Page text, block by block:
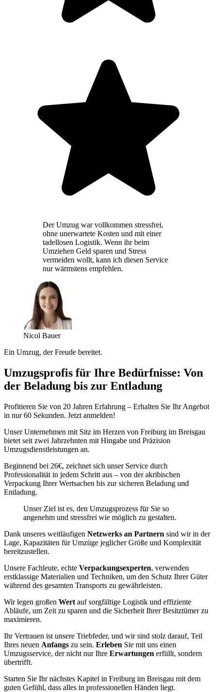
Der Umzug war vollkommen stressfrei,
ohne unerwartete Kosten und mit einer
tadellosen Logistik. Wenn ihr beim
Umziehen Geld sparen und Stress
vermeiden wollt, kann ich diesen Service
nur wärmstens empfehlen.
Nicol Bauer
Ein Umzug, der Freude bereitet.
Umzugsprofis für Ihre Bedürfnisse: Von
der Beladung bis zur Entladung
Profitieren Sie von 20 Jahren Erfahrung – Erhalten Sie Ihr Angebot
in nur 60 Sekunden. Jetzt anmelden!
Unser Unternehmen mit Sitz im Herzen von Freiburg im Breisgau
bietet seit zwei Jahrzehnten mit Hingabe und Präzision
Umzugsdienstleistungen an.
Beginnend bei 26€, zeichnet sich unser Service durch
Professionalität in jedem Schritt aus – von der akribischen
Verpackung Ihrer Wertsachen bis zur sicheren Beladung und
Entladung.
Unser Ziel ist es, den Umzugsprozess für Sie so
angenehm und stressfrei wie möglich zu gestalten.
Dank unseres weitläufigen Netzwerks an Partnern sind wir in der
Lage, Kapazitäten für Umzüge jeglicher Größe und Komplexität
bereitzustellen.
Unsere Fachleute, echte Verpackungsexperten, verwenden
erstklassige Materialien und Techniken, um den Schutz Ihrer Güter
während des gesamten Transports zu gewährleisten.
Wir legen großen Wert auf sorgfältige Logistik und effiziente
Abläufe, um Zeit zu sparen und die Sicherheit Ihrer Besitztümer zu
maximieren.
Ihr Vertrauen ist unsere Triebfeder, und wir sind stolz darauf, Teil
Ihres neuen Anfangs zu sein. Erleben Sie mit uns einen
Umzugsservice, der nicht nur Ihre Erwartungen erfüllt, sondern
übertrifft.
Starten Sie Ihr nächstes Kapitel in Freiburg im Breisgau mit dem
guten Gefühl, dass alles in professionellen Händen liegt.